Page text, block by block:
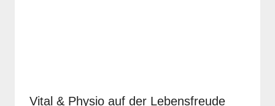
Vital & Physio auf der Lebensfreude